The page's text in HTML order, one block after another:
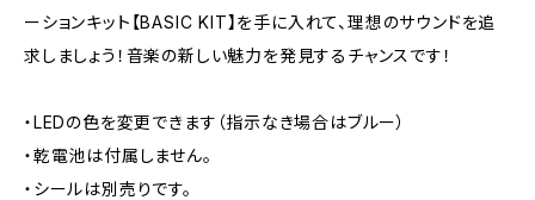
ーションキット【BASIC KIT】を手に入れて、理想のサウンドを追
求しましょう！音楽の新しい魅力を発見するチャンスです！
・LEDの色を変更できます（指示なき場合はブルー）
・乾電池は付属しません。
・シールは別売りです。